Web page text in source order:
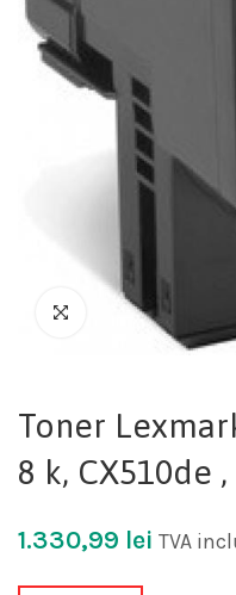
Toner
8 k, CX510de
1.330,99 lei TVA